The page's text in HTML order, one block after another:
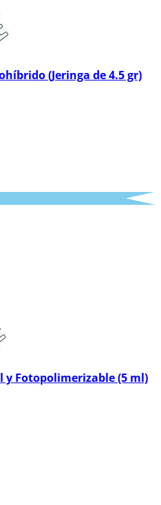
(Jeringa de 4.5 gr)
y Fotopolimerizable (5 ml)